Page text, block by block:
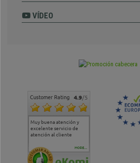
VÍDEO
Customer Rating 4.9/5
Muy buena atención y
excelente servicio de
atención al cliente
Muy buena atención de
cara al asesoramiento
MORE...